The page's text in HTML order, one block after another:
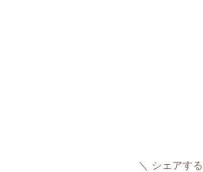
シェアする